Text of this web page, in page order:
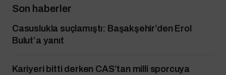
Son haberler
Casuslukla suçlamıştı: Başakşehir’den Erol
Bulut’a yanıt
Kariyeri bitti derken CAS’tan milli sporcuya